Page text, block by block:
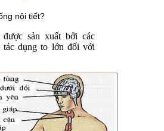
nội tiết?
sản xuất bởi các
tác dụng to lớn đối với